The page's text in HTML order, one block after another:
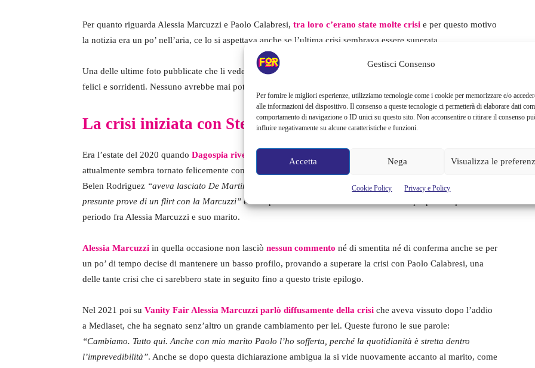
Gestisci Consenso
Per fornire le migliori esperienze, utilizziamo tecnologie come i cookie per memorizzare e/o
alle informazioni del dispositivo. Il consenso a queste tecnologie ci permetterà di elaborare dati
comportamento di navigazione o ID unici su questo sito. Non acconsentire o ritirare il consenso
influire negativamente su alcune caratteristiche e funzioni.
Accetta Nega Visualizza le
Cookie Policy Privacy e Policy
Per quanto riguarda Alessia Marcuzzi e Paolo Calabresi, tra loro c’erano state molte crisi e per questo motivo
la notizia era un po’ nell’aria, ce lo si aspettava anche se l’ultima crisi sembrava essere superata.
Una delle ultime foto pubblicate che li vede insieme è del primo Agosto, quando erano a Londra e sembravano
felici e sorridenti. Nessuno avrebbe mai potuto immaginare l’imminente separazione.
La crisi iniziata con Stefano De Martino
Era l’estate del 2020 quando Dagospia rivelò di un flirt tra Alessia Marcuzzi e Stefano De Martino
attualmente sembra tornato felicemente con Belén Rodriguez. Eppure al tempo Roberto D’Agostino rivelò che
Belen Rodriguez “aveva lasciato De Martino perché nell’aprile 2020 avrebbe scoperto sul cellulare di lui le
presunte prove di un flirt con la Marcuzzi” e i tempi coincidevano con una crisi in corso proprio in quel
periodo fra Alessia Marcuzzi e suo marito.
Alessia Marcuzzi in quella occasione non lasciò nessun commento né di smentita né di conferma anche se per
un po’ di tempo decise di mantenere un basso profilo, provando a superare la crisi con Paolo Calabresi, una
delle tante crisi che ci sarebbero state in seguito fino a questo triste epilogo.
Nel 2021 poi su Vanity Fair Alessia Marcuzzi parlò diffusamente della crisi che aveva vissuto dopo l’addio
a Mediaset, che ha segnato senz’altro un grande cambiamento per lei. Queste furono le sue parole:
“Cambiamo. Tutto qui. Anche con mio marito Paolo l’ho sofferta, perché la quotidianità è stretta dentro
l’imprevedibilità”. Anche se dopo questa dichiarazione ambigua la si vide nuovamente accanto al marito, come